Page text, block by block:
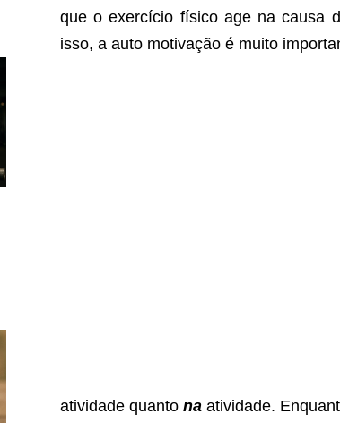
que o exercício físico age na causa
isso, a auto motivação é muito
atividade quanto naatividade.